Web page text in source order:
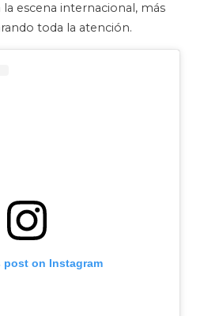
escena internacional, más
toda la atención.
post on Instagram